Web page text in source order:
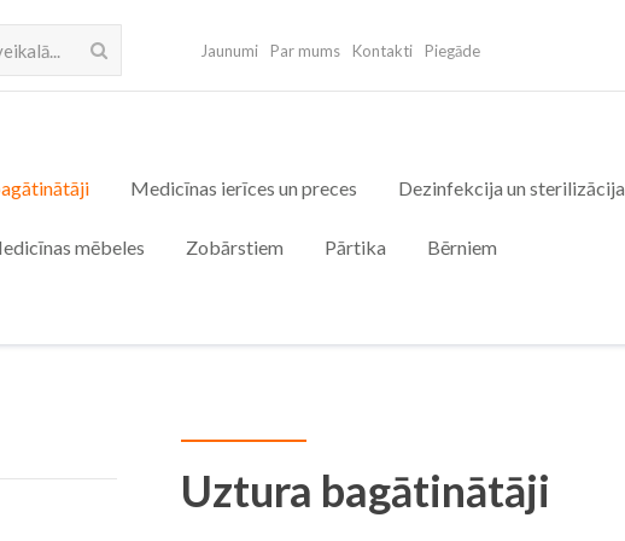
Meklēt
Jaunumi Par mums Kontakti Piegāde
Medicīnas ierīces un preces Dezinfekcija un sterilizācija
mēbeles Zobārstiem Pārtika Bērniem
Uztura bagātinātāji